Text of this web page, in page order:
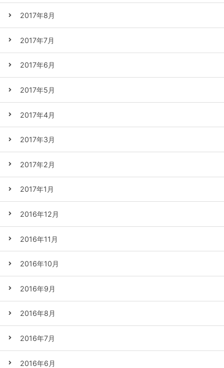
2017年8月
2017年7月
2017年6月
2017年5月
2017年4月
2017年3月
2017年2月
2017年1月
2016年12月
2016年11月
2016年10月
2016年9月
2016年8月
2016年7月
2016年6月